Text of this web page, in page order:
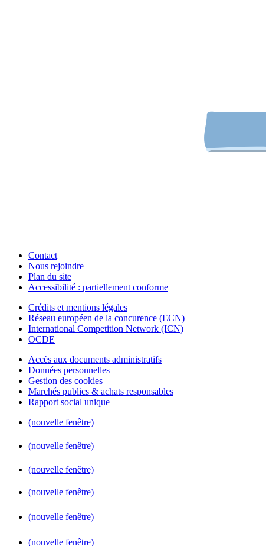
Contact
Nous rejoindre
Plan du site
Accessibilité : partiellement conforme
Crédits et mentions légales
Réseau européen de la concurence (ECN)
International Competition Network (ICN)
OCDE
Accès aux documents administratifs
Données personnelles
Gestion des cookies
Marchés publics & achats responsables
Rapport social unique
(nouvelle fenêtre)
(nouvelle fenêtre)
(nouvelle fenêtre)
(nouvelle fenêtre)
(nouvelle fenêtre)
(nouvelle fenêtre)